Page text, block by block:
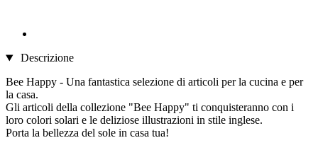
Descrizione
Bee Happy - Una fantastica selezione di articoli per la cucina e per
la casa.
Gli articoli della collezione "Bee Happy" ti conquisteranno con i
loro colori solari e le deliziose illustrazioni in stile inglese.
Porta la bellezza del sole in casa tua!